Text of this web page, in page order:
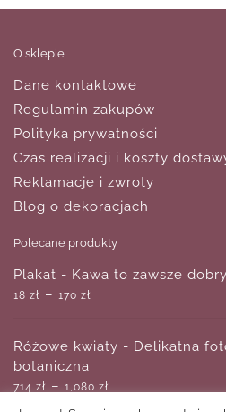
O sklepie
Dane kontaktowe
Regulamin zakupów
Polityka prywatności
Czas realizacji i koszty
Reklamacje i zwroty
Blog o dekoracjach
Polecane produkty
Plakat - Kawa to zawsze
18 zł – 170 zł
Różowe kwiaty - Delikatna
botaniczna
714 zł – 1,080 zł